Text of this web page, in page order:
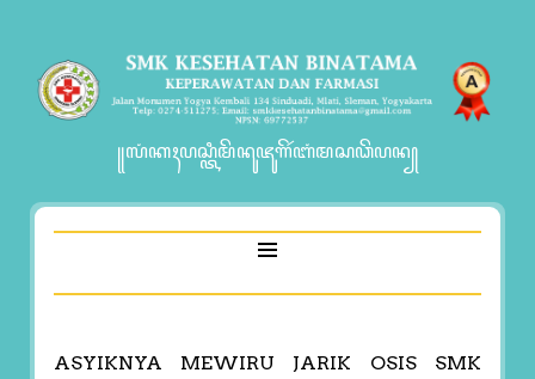
꧋ꦭꦁꦏꦃꦥꦱ꧀ꦠꦶꦩꦼꦤꦸꦗꦸꦒꦼꦂꦧꦁꦩꦱꦣꦼꦥꦤ꧀
ASYIKNYA MEWIRU JARIK OSIS SMK